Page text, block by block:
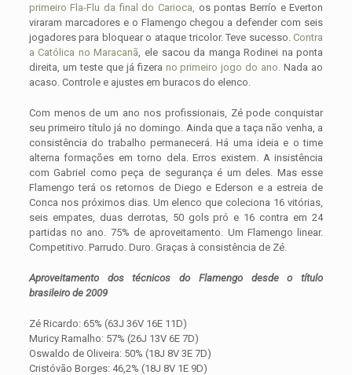
primeiro Fla-Flu da final do Carioca,
os pontas Berrío e Everton
viraram marcadores e o Flamengo chegou a defender com seis
jogadores para bloquear o ataque tricolor. Teve sucesso.Contra
a Católica no Maracanã , ele sacou da manga Rodinei na ponta
direita, um teste que já fizera no primeiro jogo do ano. Nada ao
acaso. Controle e ajustes em buracos do elenco.
Com menos de um ano nos profissionais, Zé pode conquistar
seu primeiro título já no domingo. Ainda que a taça não venha, a
consistência do trabalho permanecerá. Há uma ideia e o time
alterna formações em torno dela. Erros existem. A insistência
com Gabriel como peça de segurança é um deles. Mas esse
Flamengo terá os retornos de Diego e Ederson e a estreia de
Conca nos próximos dias. Um elenco que coleciona 16 vitórias,
seis empates, duas derrotas, 50 gols pró e 16 contra em 24
partidas no ano. 75% de aproveitamento. Um Flamengo linear.
Competitivo. Parrudo. Duro. Graças à consistência de Zé.
Aproveitamento dos técnicos do Flamengo desde o título
brasileiro de 2009
Zé Ricardo: 65% (63J 36V 16E 11D)
Muricy Ramalho: 57% (26J 13V 6E 7D)
Oswaldo de Oliveira: 50% (18J 8V 3E 7D)
Cristóvão Borges: 46,2% (18J 8V 1E 9D)